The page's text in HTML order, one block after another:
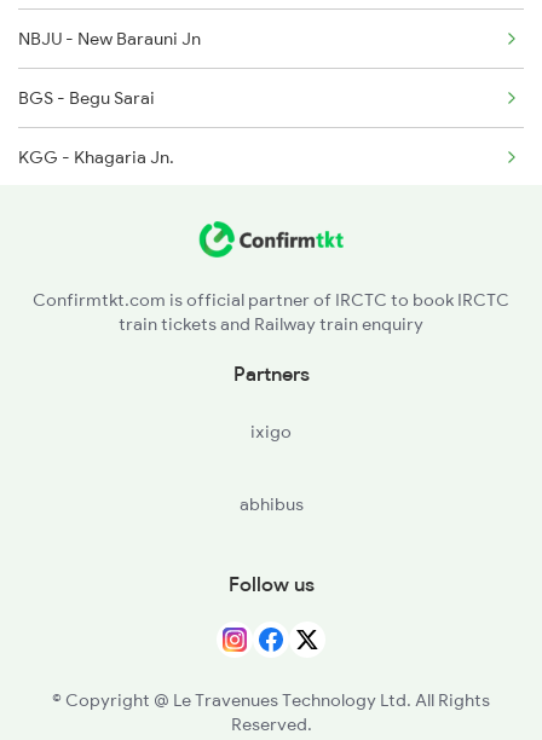
NBJU - New Barauni Jn
BGS - Begu Sarai
KGG - Khagaria Jn.
KIR - Katihar Jn
Confirmtkt.com is official partner of IRCTC to book IRCTC
train tickets and Railway train enquiry
Partners
ixigo
abhibus
Follow us
© Copyright @ Le Travenues Technology Ltd. All Rights
Reserved.